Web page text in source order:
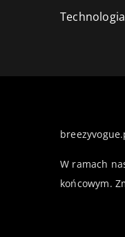
W ramach
końcowym.